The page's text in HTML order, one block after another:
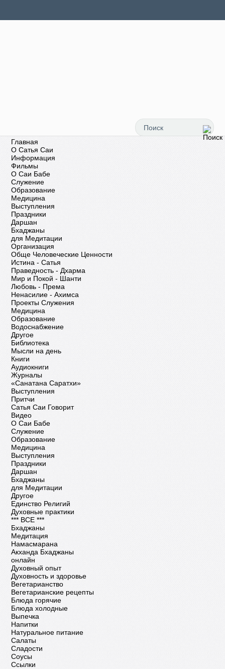
Главная
О Сатья Саи
Информация
Фильмы
О Саи Бабе
Служение
Образование
Медицина
Выступления
Праздники
Даршан
Бхаджаны
для Медитации
Организация
Обще Человеческие Ценности
Истина - Сатья
Праведность - Дхарма
Мир и Покой - Шанти
Любовь - Према
Ненасилие - Ахимса
Проекты Служения
Медицина
Образование
Водоснабжение
Другое
Библиотека
Мысли на день
Книги
Аудиокниги
Журналы
«Санатана Саратхи»
Выступления
Притчи
Сатья Саи Говорит
Видео
О Саи Бабе
Служение
Образование
Медицина
Выступления
Праздники
Даршан
Бхаджаны
для Медитации
Другое
Единство Религий
Духовные практики
*** ВСЕ ***
Бхаджаны
Медитация
Намасмарана
Акханда Бхаджаны
онлайн
Духовный опыт
Духовность и здоровье
Вегетарианство
Вегетарианские рецепты
Блюда горячие
Блюда холодные
Выпечка
Напитки
Натуральное питание
Салаты
Сладости
Соусы
Ссылки